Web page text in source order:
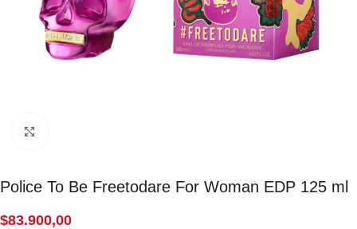
Police To Be Freetodare For Woman EDP 125 ml
$83.900,00